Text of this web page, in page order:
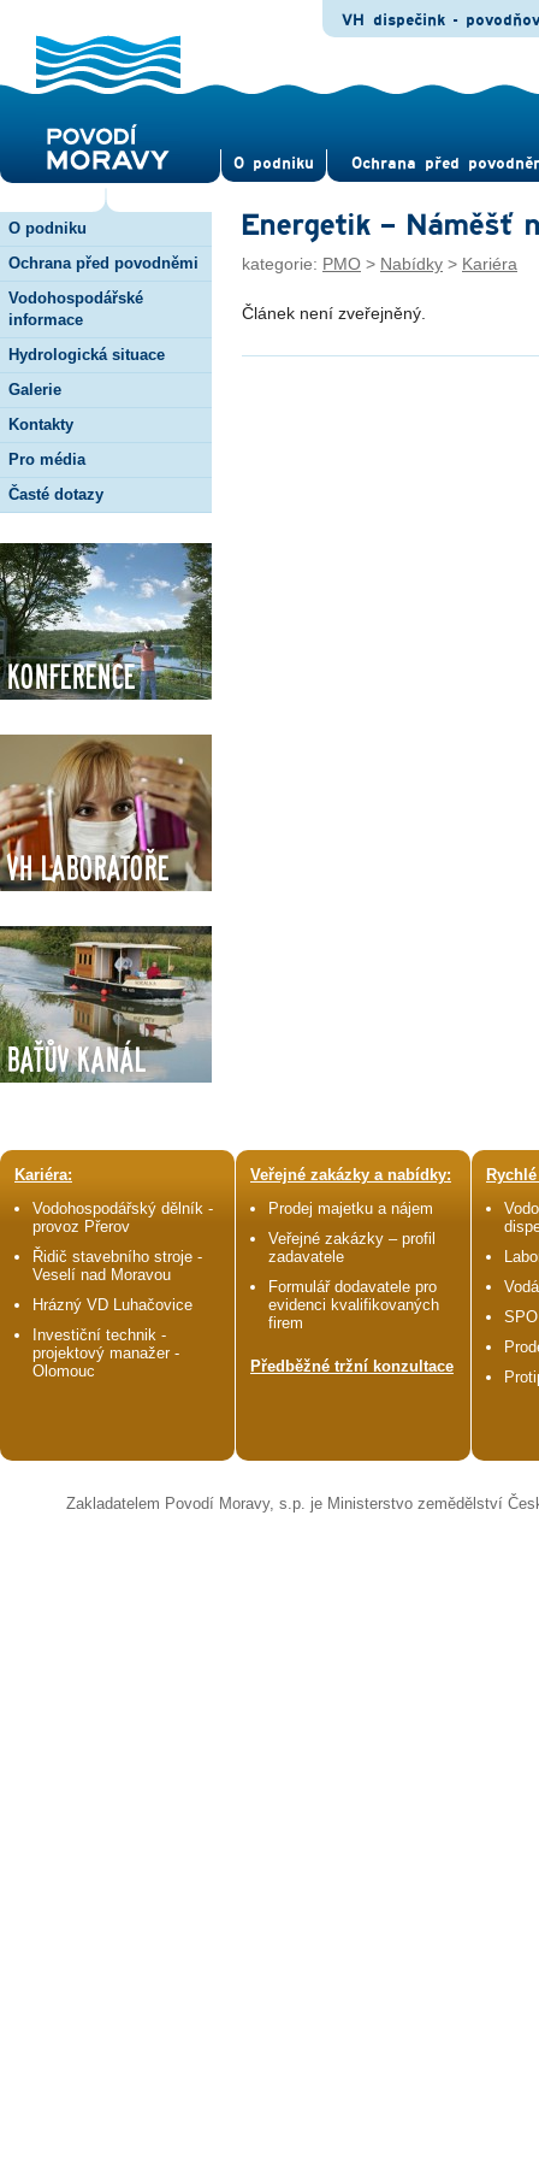
O pod­niku Ochrana před
VH dispečink -
O podniku
Ochrana před povodněmi
Vodohospodářské
informace
Hydrologická situace
Galerie
Kontakty
Pro média
Časté dotazy
Konference
VH Laboratoře
Baťův kanál
Energetik – Náměšť
kategorie: PMO > Nabídky > Kariéra
Článek není zveřejněný.
Kariéra:
Vodohospodářský dělník -
provoz Přerov
Řidič stavebního stroje -
Veselí nad Moravou
Hrázný VD Luhačovice
Investiční technik -
projektový manažer -
Olomouc
Veřejné zakázky a nabídky:
Prodej majetku a nájem
Veřejné zakázky – profil
zadavatele
Formulář dodavatele pro
evidenci kvalifikovaných
firem
Předběžné tržní konzultace
Zakladatelem Povodí Moravy, s.p. je Ministerstvo zemědělství